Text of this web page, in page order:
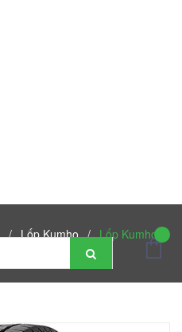
/ Lốp Kumho / Lốp Kumho
HT51